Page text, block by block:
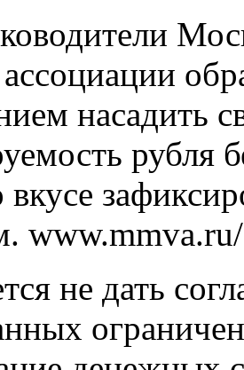
насадить
рубля
вкусе
не дать